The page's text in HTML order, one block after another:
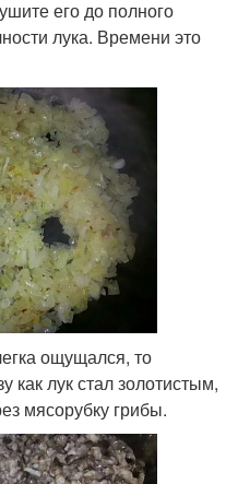
его до полного
лука. Времени это
ощущался, то
как лук стал золотистым,
мясорубку грибы.